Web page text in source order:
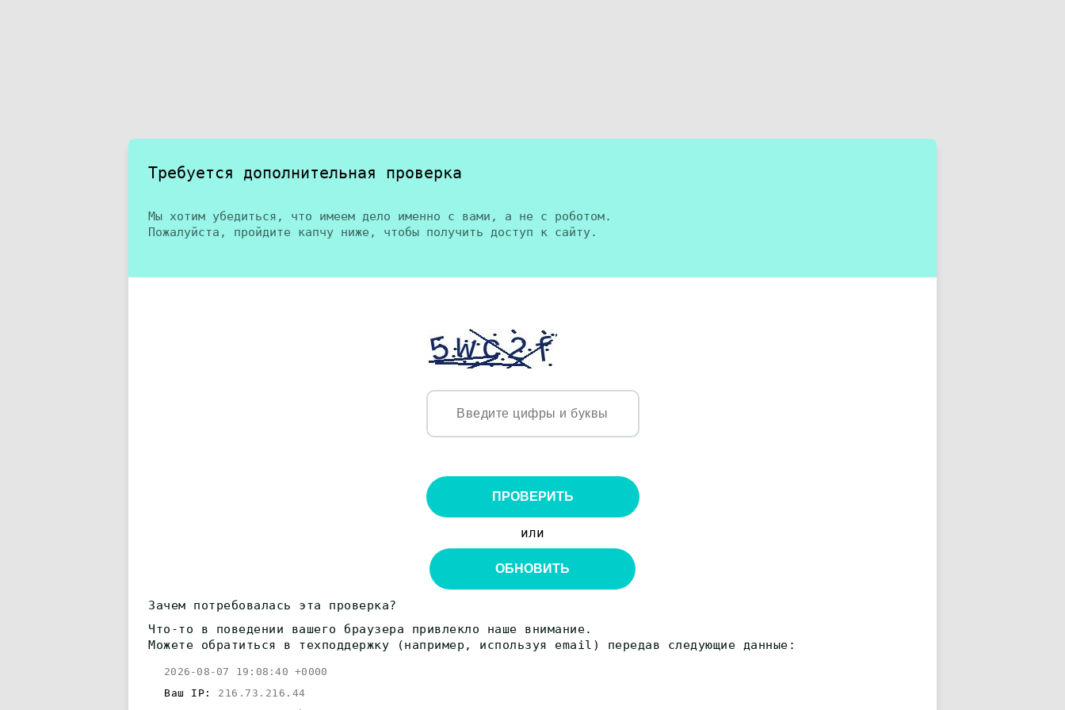
Требуется дополнительная проверка
Мы хотим убедиться, что имеем дело именно с вами, а не с роботом.
Пожалуйста, пройдите капчу ниже, чтобы получить доступ к сайту.
ПРОВЕРИТЬ
или
ОБНОВИТЬ
Зачем потребовалась эта проверка?
Что-то в поведении вашего браузера привлекло наше внимание.
Можете обратиться в техподдержку (например, используя email) передав следующие данные:
2026-08-07 19:08:40 +0000
Ваш IP: 216.73.216.44